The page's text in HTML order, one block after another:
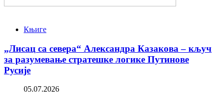
Књиге
„Лисац са севера“ Александра Казакова – кључ
за разумевање стратешке логике Путинове
Русије
05.07.2026